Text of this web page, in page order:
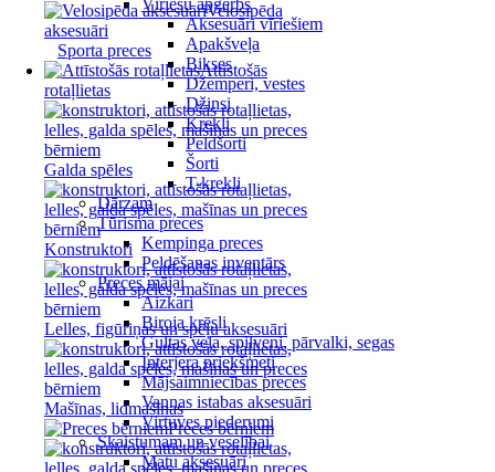
Velosipēda
aksesuāri
Sporta preces
Attīstošās
rotaļlietas
Galda spēles
Konstruktori
Lelles, figūriņas un spēļu aksesuāri
Mašīnas, lidmašīnas
Preces bērniem
Vīriešu apģērbs
Aksesuāri vīriešiem
Apakšveļa
Bikses
Džemperi, vestes
Džinsi
Krekli
Peldšorti
Šorti
T-krekli
Dārzam
Tūrisma preces
Kempinga preces
Peldēšanas inventārs
Preces mājai
Aizkari
Biroja krēsli
Gultas veļa, spilveni, pārvalki, segas
Interjera priekšmeti
Mājsaimniecības preces
Vannas istabas aksesuāri
Virtuves piederumi
Skaistumam un veselībai
Matu aksesuāri